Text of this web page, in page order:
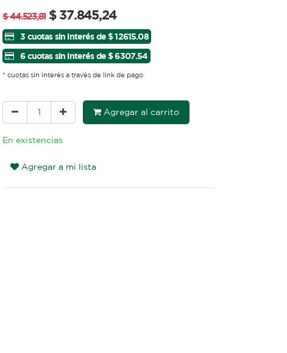
$44.523,81 $ 37.845,24
3 cuotas sin interés de $ 12615.08
6 cuotas sin interés de $ 6307.54
* cuotas sin interés a través de link de pago
Agregar al carrito
En existencias
Agregar a mi lista